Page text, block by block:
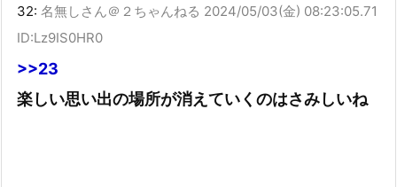
32: 名無しさん＠２ちゃんねる 2024/05/03(金) 08:23:05.71
ID:Lz9IS0HR0
>>23
楽しい思い出の場所が消えていくのはさみしいね